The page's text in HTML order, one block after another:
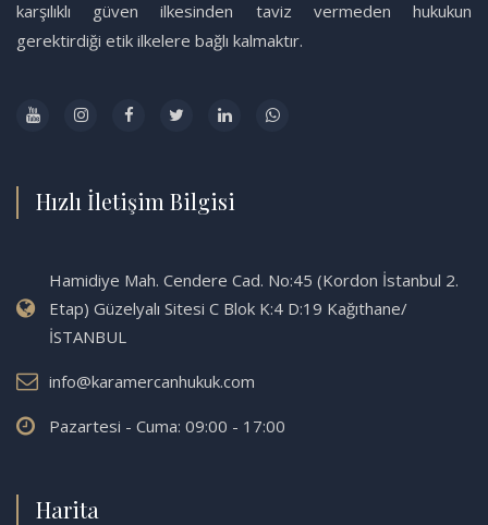
karşılıklı güven ilkesinden taviz vermeden hukukun
gerektirdiği etik ilkelere bağlı kalmaktır.
Hızlı İletişim Bilgisi
Hamidiye Mah. Cendere Cad. No:45 (Kordon İstanbul 2.
Etap) Güzelyalı Sitesi C Blok K:4 D:19 Kağıthane/
İSTANBUL
info@karamercanhukuk.com
Pazartesi - Cuma: 09:00 - 17:00
Harita